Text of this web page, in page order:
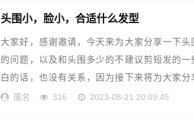
头围小，脸小，合适什么发型
大家好，感谢邀请，今天来为大家分享一下
的问题，以及和头围多少的不建议剪短发的
白的话，也没有关系，因为接下来将为大家分
解决大……
匿名 316 2023-08-21 20:09:45